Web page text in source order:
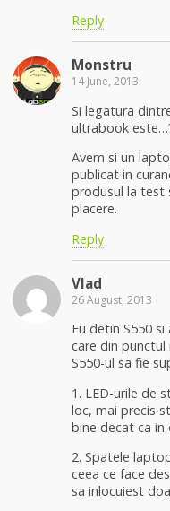
Reply
Monstru
14 June, 2013
Si legatura
ultrabook
Avem si un
publicat in
produsul la test
placere.
Reply
Vlad
26 August, 2013
Eu detin S550
care din punctul
S550-ul sa fie
1. LED-urile de
loc, mai precis
bine decat ca in
2. Spatele
ceea ce face
sa inlocuiest